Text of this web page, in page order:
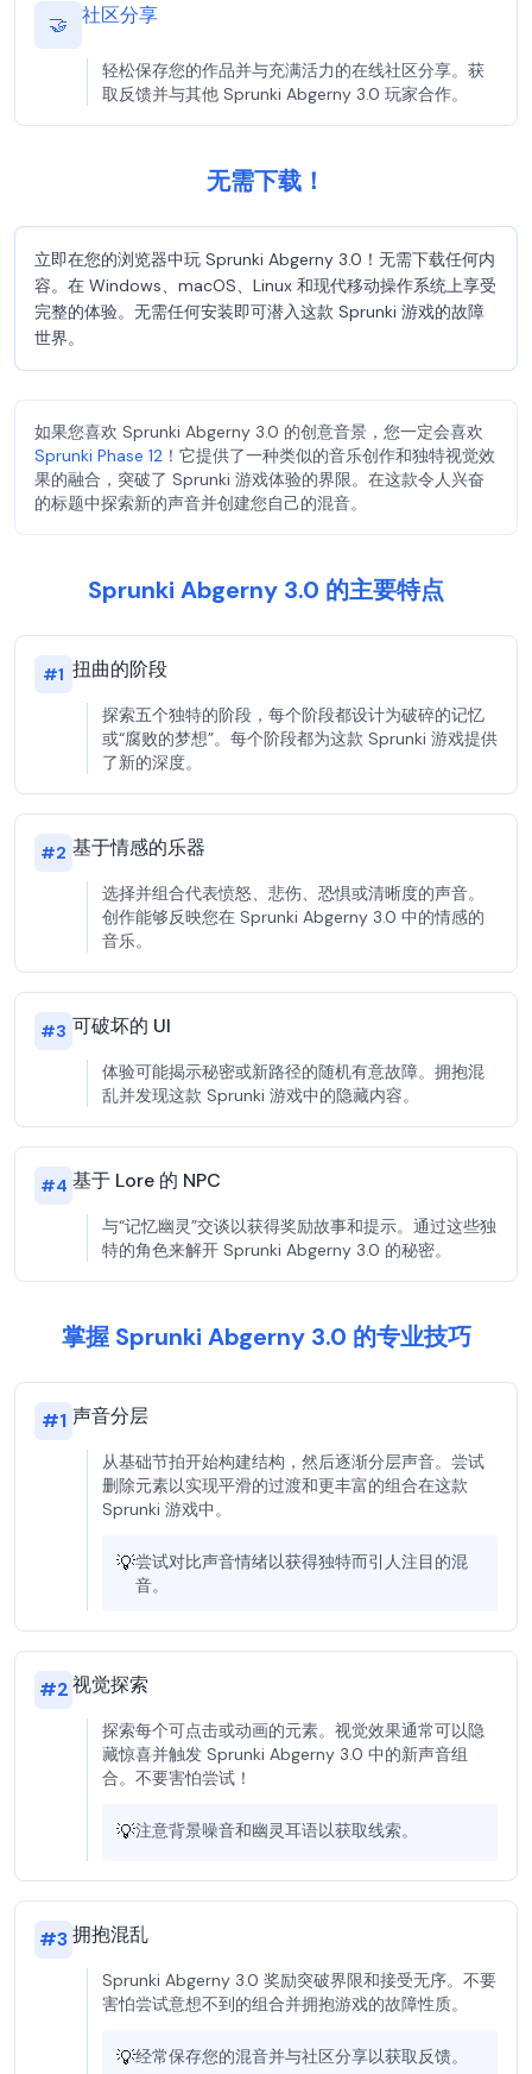
🤝 社区分享
轻松保存您的作品并与充满活力的在线社区分享。获
取反馈并与其他 Sprunki Abgerny 3.0 玩家合作。
无需下载！
立即在您的浏览器中玩 Sprunki Abgerny 3.0！无需下载任何内
容。在 Windows、macOS、Linux 和现代移动操作系统上享受
完整的体验。无需任何安装即可潜入这款 Sprunki 游戏的故障
世界。
如果您喜欢 Sprunki Abgerny 3.0 的创意音景，您一定会喜欢
Sprunki Phase 12 ！它提供了一种类似的音乐创作和独特视觉效
果的融合，突破了 Sprunki 游戏体验的界限。在这款令人兴奋
的标题中探索新的声音并创建您自己的混音。
Sprunki Abgerny 3.0 的主要特点
#1 扭曲的阶段
探索五个独特的阶段，每个阶段都设计为破碎的记忆
或“腐败的梦想”。每个阶段都为这款 Sprunki 游戏提供
了新的深度。
#2 基于情感的乐器
选择并组合代表愤怒、悲伤、恐惧或清晰度的声音。
创作能够反映您在 Sprunki Abgerny 3.0 中的情感的
音乐。
#3 可破坏的 UI
体验可能揭示秘密或新路径的随机有意故障。拥抱混
乱并发现这款 Sprunki 游戏中的隐藏内容。
#4 基于 Lore 的 NPC
与“记忆幽灵”交谈以获得奖励故事和提示。通过这些独
特的角色来解开 Sprunki Abgerny 3.0 的秘密。
掌握 Sprunki Abgerny 3.0 的专业技巧
#1 声音分层
从基础节拍开始构建结构，然后逐渐分层声音。尝试
删除元素以实现平滑的过渡和更丰富的组合在这款
Sprunki 游戏中。
💡尝试对比声音情绪以获得独特而引人注目的混
音。
#2视觉探索
探索每个可点击或动画的元素。视觉效果通常可以隐
藏惊喜并触发 Sprunki Abgerny 3.0 中的新声音组
合。不要害怕尝试！
💡注意背景噪音和幽灵耳语以获取线索。
#3拥抱混乱
Sprunki Abgerny 3.0 奖励突破界限和接受无序。不要
害怕尝试意想不到的组合并拥抱游戏的故障性质。
💡经常保存您的混音并与社区分享以获取反馈。